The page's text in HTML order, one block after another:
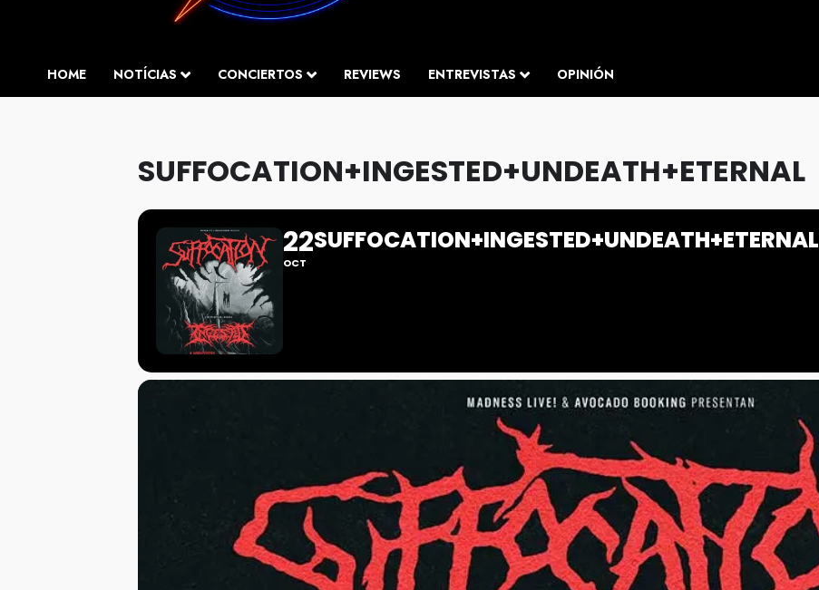
HOME NOTÍCIAS CONCIERTOS REVIEWS ENTREVISTAS OPINIÓN
SUFFOCATION+INGESTED+UNDEATH+ETERNAL
22
OCT
SUFFOCATION+INGESTED+UNDEATH+ETERNAL